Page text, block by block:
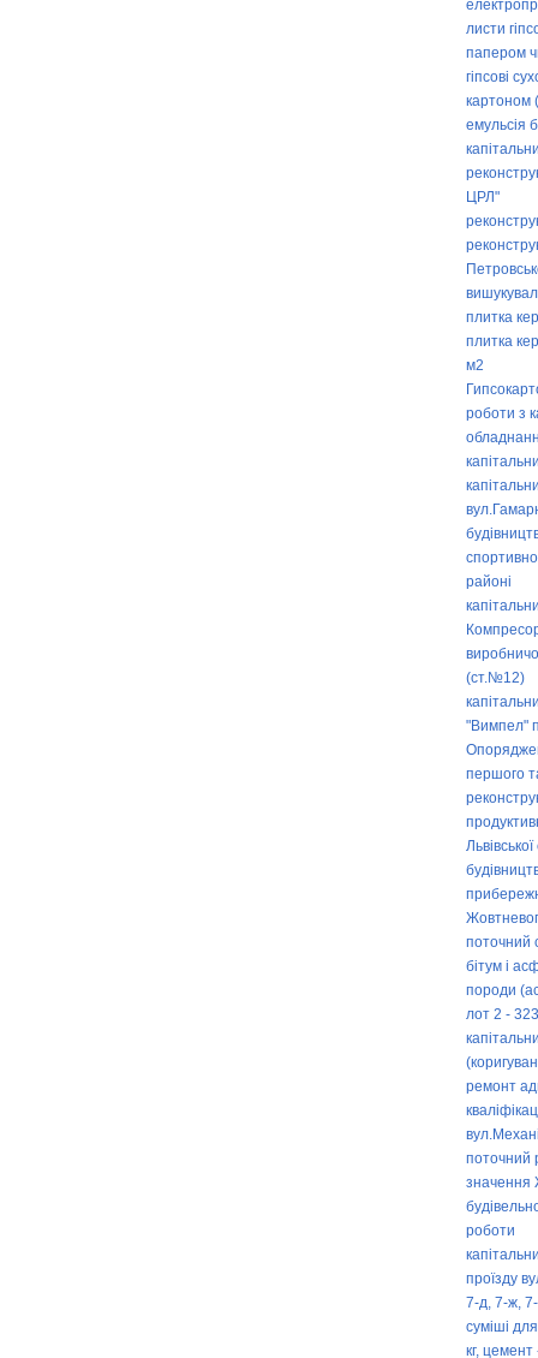
листи
папером
гіпсові
картоном
емульсія
ЦРЛ"
плитка
плитка
м2
роботи з
районі
(ст.№12)
"Вимпел"
першого
поточний
бітум і
породи
лот 2 -
ремонт
поточний
значення
роботи
проїзду
7-д, 7-ж,
суміші
кг, цемент